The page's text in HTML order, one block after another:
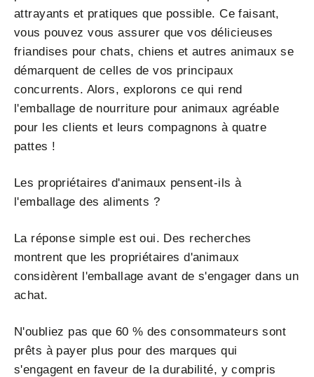
attrayants et pratiques que possible. Ce faisant,
vous pouvez vous assurer que vos délicieuses
friandises pour chats, chiens et autres animaux se
démarquent de celles de vos principaux
concurrents. Alors, explorons ce qui rend
l'emballage de nourriture pour animaux agréable
pour les clients et leurs compagnons à quatre
pattes !
Les propriétaires d'animaux pensent-ils à
l'emballage des aliments ?
La réponse simple est oui. Des recherches
montrent que les propriétaires d'animaux
considèrent l'emballage avant de s'engager dans un
achat.
N'oubliez pas que 60 % des consommateurs sont
prêts à payer plus pour des marques qui
s'engagent en faveur de la durabilité, y compris